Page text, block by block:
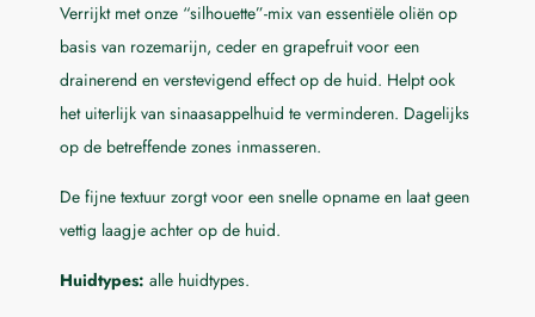
Verrijkt met onze “silhouette”-mix van essentiële oliën op
basis van rozemarijn, ceder en grapefruit voor een
drainerend en verstevigend effect op de huid. Helpt ook
het uiterlijk van sinaasappelhuid te verminderen. Dagelijks
op de betreffende zones inmasseren.
De fijne textuur zorgt voor een snelle opname en laat geen
vettig laagje achter op de huid.
Huidtypes: alle huidtypes.